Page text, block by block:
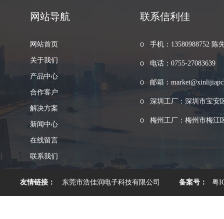
网站导航
网站首页
关于我们
产品中心
合作客户
解决方案
新闻中心
在线留言
联系我们
联系信利佳
手机：13580988752 陈
电话：0755-27083639
邮箱：
深圳工厂：深圳市宝安
梅州工厂：梅州市梅江
友情链接： 东莞市浩佳润电子科技有限公司 备案号： 粤